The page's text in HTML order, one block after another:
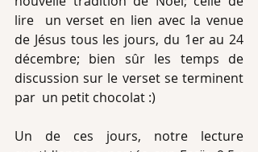
lire  un verset en lien avec la venue
de Jésus tous les jours, du 1er au 24
décembre; bien sûr les temps de
discussion sur le verset se terminent
par  un petit chocolat :)
Un de ces jours, notre lecture